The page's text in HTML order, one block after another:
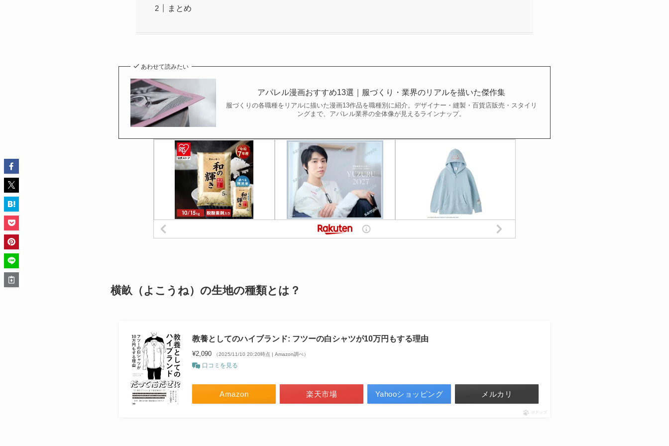
まとめ
あわせて読みたい
アパレル漫画おすすめ13選｜服づくり・業界のリアルを描いた傑作集
服づくりの各職種をリアルに描いた漫画13作品を職種別に紹介。デザイナー・縫製・百貨店販売・スタイリ
ングまで、アパレル業界の全体像が見えるラインナップ。
横畝（よこうね）の生地の種類とは？
教養としてのハイブランド: フツーの白シャツが10万円もする理由
¥2,090 （2025/11/10 20:20時点 | Amazon調べ）
口コミを見る
Amazon 楽天市場 Yahooショッピング メルカリ
ポチップ